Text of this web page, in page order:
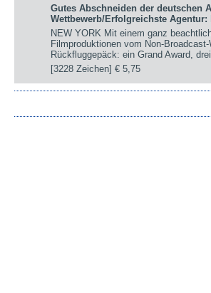
Gutes Abschneiden der deutschen
Wettbewerb/Erfolgreichste
NEW YORK Mit einem ganz
Filmproduktionen vom Non-
Rückfluggepäck: ein Grand Award,
[3228 Zeichen]€ 5,75